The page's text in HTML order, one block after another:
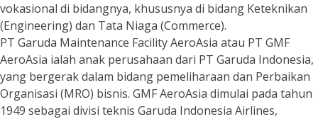
vokasional di bidangnya, khususnya di bidang Keteknikan
(Engineering) dan Tata Niaga (Commerce).
PT Garuda Maintenance Facility AeroAsia atau PT GMF
AeroAsia ialah anak perusahaan dari PT Garuda Indonesia,
yang bergerak dalam bidang pemeliharaan dan Perbaikan
Organisasi (MRO) bisnis. GMF AeroAsia dimulai pada tahun
1949 sebagai divisi teknis Garuda Indonesia Airlines,